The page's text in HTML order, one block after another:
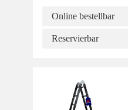
Online bestellbar
Reservierbar